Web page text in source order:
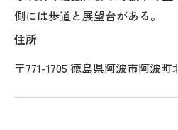
側には歩道と展望台がある。
住所
〒771-1705 徳島県阿波市阿波町